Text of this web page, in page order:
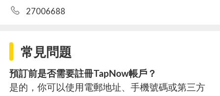
27006688
常見問題
預訂前是否需要註冊TapNow帳戶？
是的，你可以使用電郵地址、手機號碼或第三方